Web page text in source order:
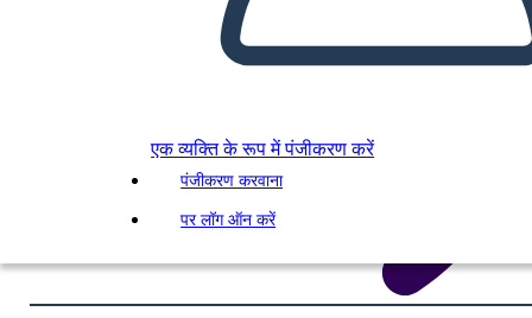
एक व्यक्ति के रूप में पंजीकरण करें
पंजीकरण करवाना
पर लॉग ऑन करें